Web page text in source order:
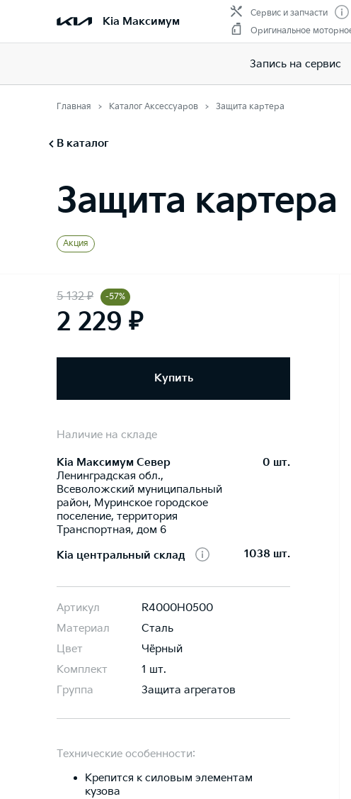
Kia Максимум
Сервис и запчасти
Оригинальное
Запись на сервис
Главная Каталог Аксессуаров Защита картера
В каталог
Защита картера
Акция
5 132 ₽ -57%
2 229 ₽
Купить
Наличие на складе
Kia Максимум Север
Ленинградская обл.,
Всеволожский муниципальный
район, Муринское городское
поселение, территория
Транспортная, дом 6
0 шт.
Kia центральный склад 1038 шт.
Артикул
R4000H0500
Материал
Сталь
Цвет
Чёрный
Комплект
1 шт.
Группа
Защита агрегатов
Технические особенности:
Крепится к силовым элементам
кузова